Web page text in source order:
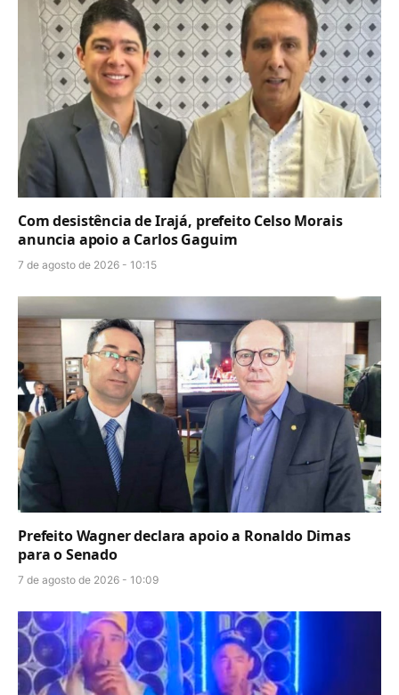
Com desistência de Irajá, prefeito Celso Morais
anuncia apoio a Carlos Gaguim
7 de agosto de 2026 - 10:15
Prefeito Wagner declara apoio a Ronaldo Dimas
para o Senado
7 de agosto de 2026 - 10:09